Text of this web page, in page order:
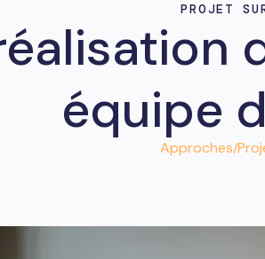
PROJET
équipe
Approches/